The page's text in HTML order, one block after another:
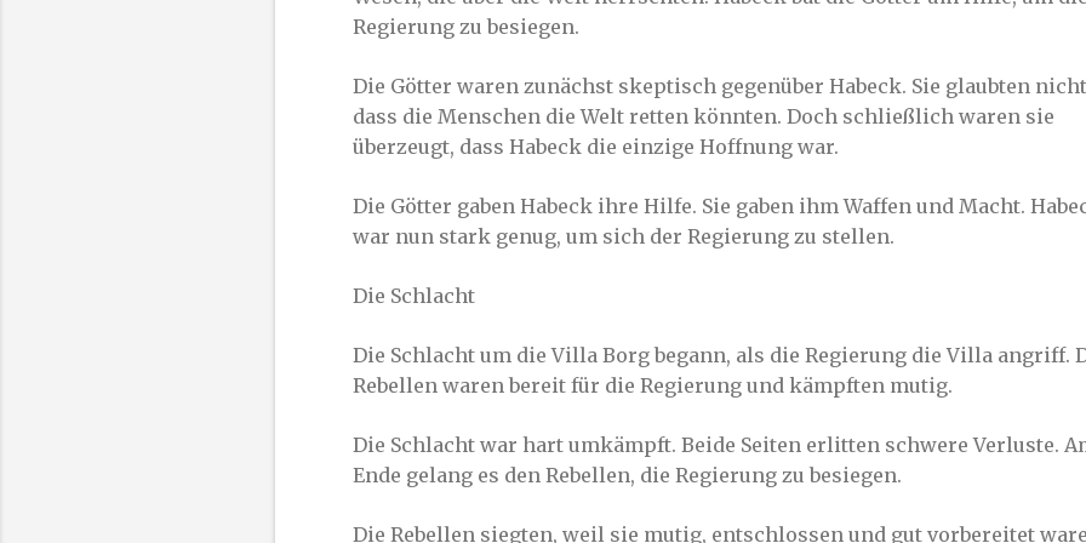
Regierung zu besiegen.
Die Götter waren zunächst skeptisch gegenüber Habeck. Sie glaubten
dass die Menschen die Welt retten könnten. Doch schließlich waren sie
überzeugt, dass Habeck die einzige Hoffnung war.
Die Götter gaben Habeck ihre Hilfe. Sie gaben ihm Waffen und Macht.
war nun stark genug, um sich der Regierung zu stellen.
Die Schlacht
Die Schlacht um die Villa Borg begann, als die Regierung die Villa angriff.
Rebellen waren bereit für die Regierung und kämpften mutig.
Die Schlacht war hart umkämpft. Beide Seiten erlitten schwere Verluste.
Ende gelang es den Rebellen, die Regierung zu besiegen.
Die Rebellen siegten, weil sie mutig, entschlossen und gut vorbereitet